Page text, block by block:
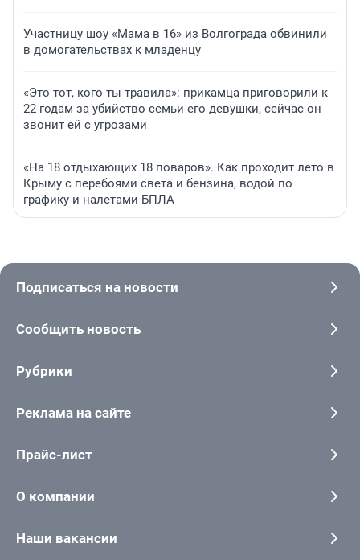
Участницу шоу «Мама в 16» из Волгограда обвинили
в домогательствах к младенцу
«Это тот, кого ты травила»: прикамца приговорили к
22 годам за убийство семьи его девушки, сейчас он
звонит ей с угрозами
«На 18 отдыхающих 18 поваров». Как проходит лето в
Крыму с перебоями света и бензина, водой по
графику и налетами БПЛА
Подписаться на новости
Сообщить новость
Рубрики
Реклама на сайте
Прайс-лист
О компании
Наши вакансии